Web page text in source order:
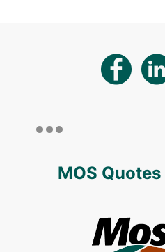
MOS Quotes